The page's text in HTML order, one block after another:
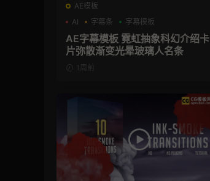
AE模板
AI
字幕条 字幕模板
AE字幕模板 霓虹抽象科幻介绍卡
片弥散渐变光晕玻璃人名条
1周前